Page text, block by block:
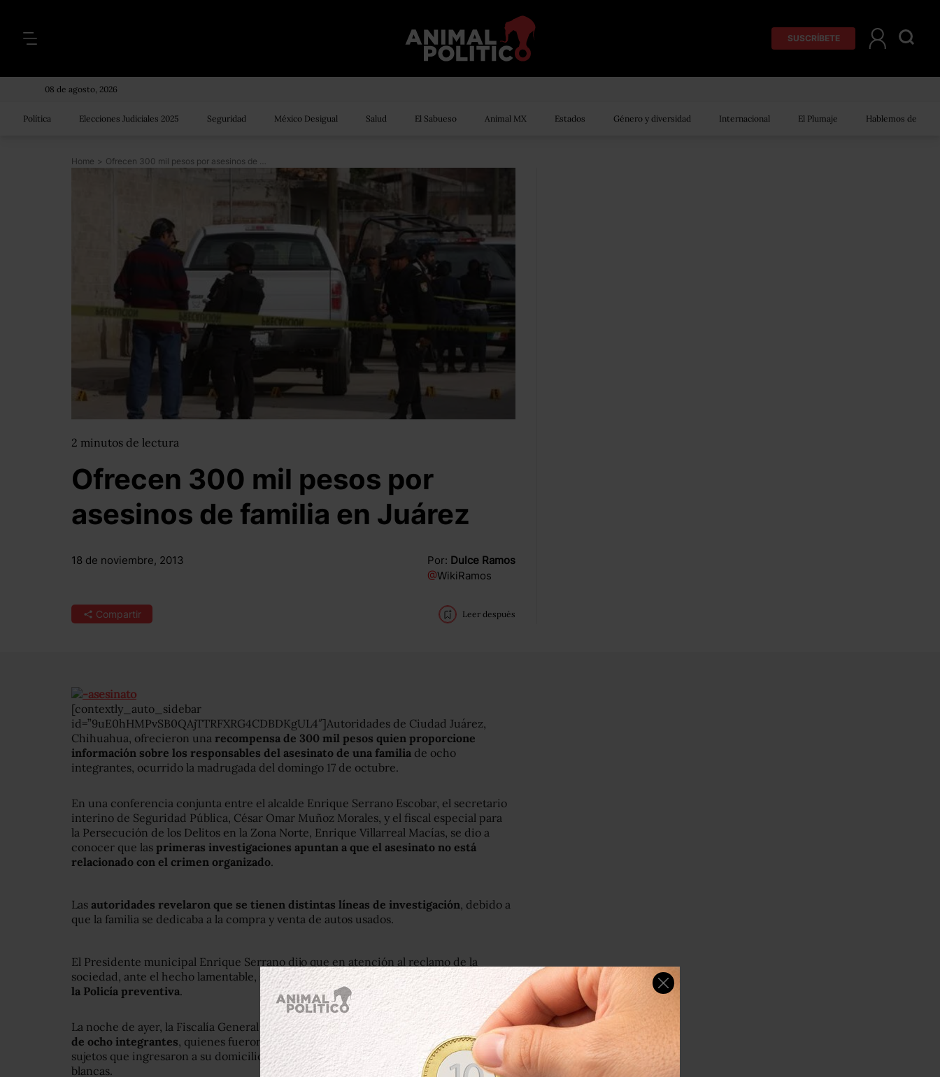
SUSCRÍBETE
08 de agosto, 2026
Política Elecciones Judiciales 2025 Seguridad México Desigual Salud El Sabueso Animal MX Estados Género y diversidad Internacional El Plumaje Hablemos de
Home > Ofrecen 300 mil pesos por asesinos de familia en Juárez
2 minutos de lectura
Ofrecen 300 mil pesos por
asesinos de familia en Juárez
18 de noviembre, 2013 Por: Dulce Ramos
@WikiRamos
Compartir Leer después
[contextly_auto_sidebar
id=”9uE0hHMPvSB0QAjTTRFXRG4CDBDKgUL4″]Autoridades de Ciudad Juárez,
Chihuahua, ofrecieron una recompensa de 300 mil pesos quien proporcione
información sobre los responsables del asesinato de una familia de ocho
integrantes, ocurrido la madrugada del domingo 17 de octubre.
En una conferencia conjunta entre el alcalde Enrique Serrano Escobar, el secretario
interino de Seguridad Pública, César Omar Muñoz Morales, y el fiscal especial para
la Persecución de los Delitos en la Zona Norte, Enrique Villarreal Macías, se dio a
conocer que las primeras investigaciones apuntan a que el asesinato no está
relacionado con el crimen organizado.
Las autoridades revelaron que se tienen distintas líneas de investigación, debido a
que la familia se dedicaba a la compra y venta de autos usados.
El Presidente municipal Enrique Serrano dijo que en atención al reclamo de la
sociedad, ante el hecho lamentable, se han sumado a la investigación elementos de
la Policía preventiva.
La noche de ayer, la Fiscalía General del Estadoconfirmó el asesinato de una familia
de ocho integrantes, quienes fueron atados y amordazados con cinta adhesiva por
sujetos que ingresaron a su domicilio y posteriormente asesinados con armas
blancas.